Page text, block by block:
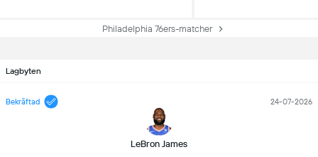
Philadelphia 76ers-matcher
Lagbyten
Bekräftad
LeBron James
24-07-2026